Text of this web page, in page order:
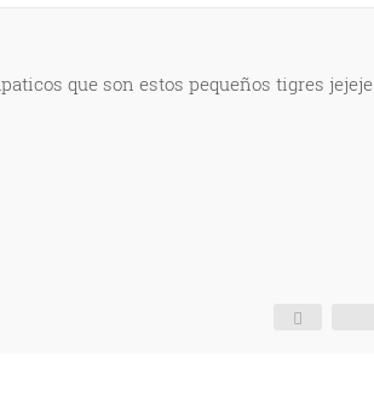
que son estos pequeños tigres jejeje